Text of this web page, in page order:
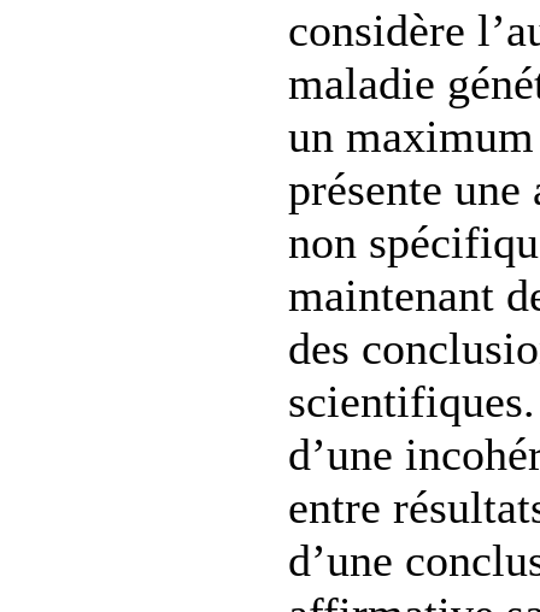
considère
maladie
un
présente
non
maintenant
des
d’une
entre
d’une